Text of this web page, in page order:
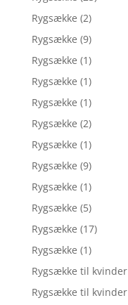
Rygsække (2)
Rygsække (9)
Rygsække (1)
Rygsække (1)
Rygsække (1)
Rygsække (2)
Rygsække (1)
Rygsække (9)
Rygsække (1)
Rygsække (5)
Rygsække (17)
Rygsække (1)
Rygsække til kvinder
Rygsække til kvinder